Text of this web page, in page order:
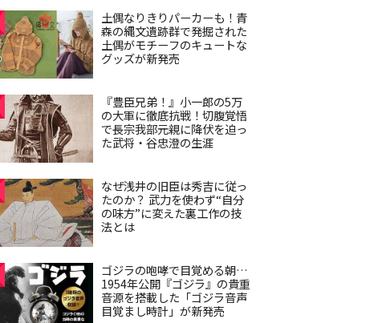
土偶なりきりパーカーも！青
森の縄文遺跡群で発掘された
土偶がモチーフのキュートな
グッズが新発売
『豊臣兄弟！』小一郎の5万
の大軍に徹底抗戦！切腹覚悟
で長宗我部元親に降伏を迫っ
た武将・谷忠澄の生涯
なぜ浅井の旧臣は秀吉に従っ
たのか？ 武力を使わず“自分
の味方”に変えた裏工作の技
法とは
ゴジラの咆哮で目覚める朝…
1954年公開『ゴジラ』の貴重
音源を搭載した「ゴジラ音声
目覚まし時計」が新発売